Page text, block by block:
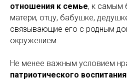
отношения к семье, к самым
матери, отцу, бабушке,
связывающие его с родным
окружением.
Не менее важным условием
патриотического воспитания